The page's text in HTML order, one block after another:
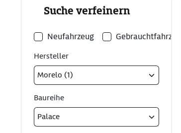
Suche verfeinern
Neufahrzeug Gebrauchtfahrzeug
Hersteller
Baureihe